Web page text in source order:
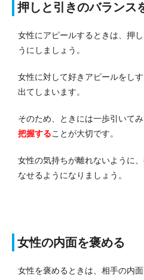
押しと引きのバランス
女性にアピールするときは、押
うにしましょう。
女性に対して好きアピールをし
出てしまいます。
そのため、ときには一歩引いてみ
把握することが大切です。
女性の気持ちが離れないように
なせるようになりましょう。
女性の内面を褒める
女性を褒めるときは、相手の内